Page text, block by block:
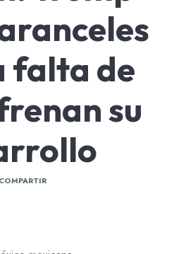
falta de
su
COMPARTIR